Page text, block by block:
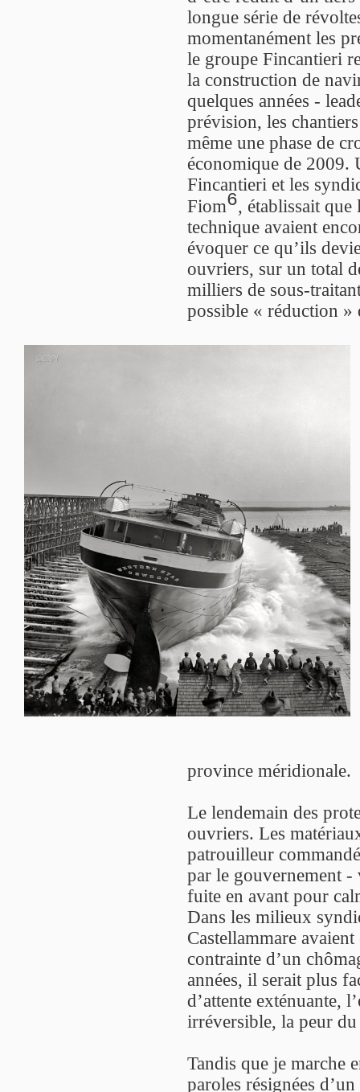
longue série de
momentanément les
le groupe Fincantieri
la construction de
quelques années -
prévision, les
même une phase de
économique de 2009.
Fincantieri et les
Fiom6, établissait que
technique avaient
évoquer ce qu’ils
ouvriers, sur un total
milliers de sous-
possible « réduction »
province méridionale.
Le lendemain des
ouvriers. Les
patrouilleur
par le gouvernement -
fuite en avant pour
Dans les milieux
Castellammare
contrainte d’un
années, il serait plus
d’attente exténuante,
irréversible, la peur
Tandis que je marche
paroles résignées